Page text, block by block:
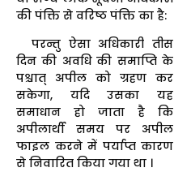
की पंक्ति से वरिष्ठ पंक्ति का है:
परन्तु ऐसा अधिकारी तीस
दिन की अवधि की समाप्ति के
पश्चात् अपील को ग्रहण कर
सकेगा, यदि उसका यह
समाधान हो जाता है कि
अपीलार्थी समय पर अपील
फाइल करने में पर्याप्त कारण
से निवारित किया गया था ।